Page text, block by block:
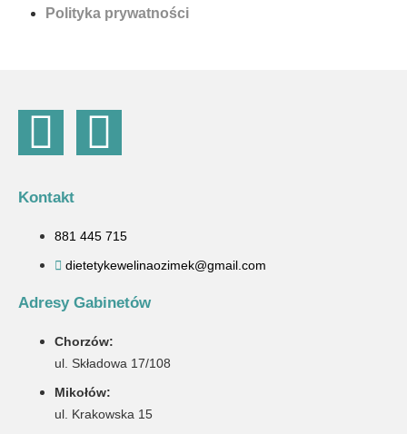
Polityka prywatności
Kontakt
881 445 715
dietetykewelinaozimek@gmail.com
Adresy Gabinetów
Chorzów:
ul. Składowa 17/108
Mikołów:
ul. Krakowska 15